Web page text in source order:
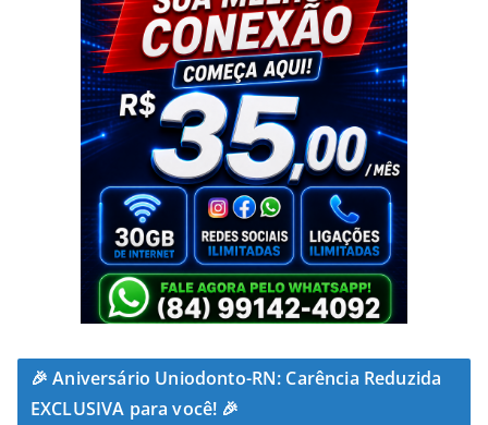
🎉 Aniversário Uniodonto-RN: Carência Reduzida
EXCLUSIVA para você! 🎉